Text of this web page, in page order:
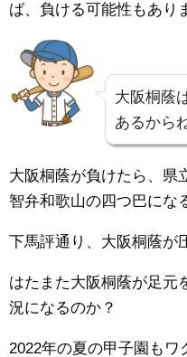
ば、負ける可能性もあり
大阪桐蔭
あるから
大阪桐蔭が負けたら、県
智弁和歌山の四つ巴にな
下馬評通り、大阪桐蔭が
はたまた大阪桐蔭が足元
況になるのか？
2022年の夏の甲子園もワ